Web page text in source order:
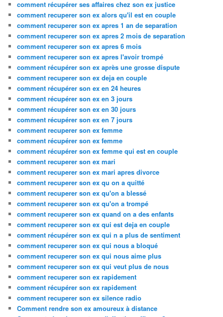
comment récupérer ses affaires chez son ex justice
comment recuperer son ex alors qu'il est en couple
comment recuperer son ex apres 1 an de separation
comment recuperer son ex apres 2 mois de separation
comment recuperer son ex apres 6 mois
comment recuperer son ex apres l'avoir trompé
comment récupérer son ex après une grosse dispute
comment recuperer son ex deja en couple
comment récupérer son ex en 24 heures
comment récupérer son ex en 3 jours
comment récupérer son ex en 30 jours
comment récupérer son ex en 7 jours
comment recuperer son ex femme
comment récupérer son ex femme
comment récupérer son ex femme qui est en couple
comment recuperer son ex mari
comment recuperer son ex mari apres divorce
comment recuperer son ex qu on a quitté
comment recuperer son ex qu'on a blessé
comment recuperer son ex qu'on a trompé
comment recuperer son ex quand on a des enfants
comment recuperer son ex qui est deja en couple
comment récupérer son ex qui n a plus de sentiment
comment recuperer son ex qui nous a bloqué
comment recuperer son ex qui nous aime plus
comment recuperer son ex qui veut plus de nous
comment recuperer son ex rapidement
comment récupérer son ex rapidement
comment recuperer son ex silence radio
Comment rendre son ex amoureux à distance